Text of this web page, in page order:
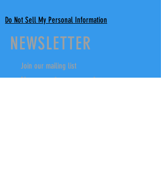
Do Not Sell My Personal Information
NEWSLETTER
Join our mailing list
Never miss an update